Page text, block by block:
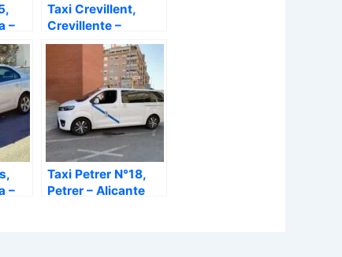
–
Taxi Crevillent,
Crevillente –
Alicante
–
Taxi Petrer N°18,
Petrer – Alicante